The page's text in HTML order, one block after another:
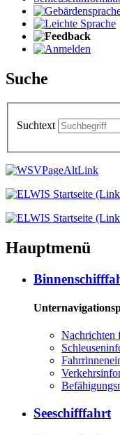
Suche
Suchtext
Hauptmenü
Nachrichten
Seeschifffahrt